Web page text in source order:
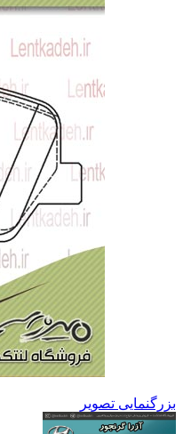
بزرگنمایی تصویر